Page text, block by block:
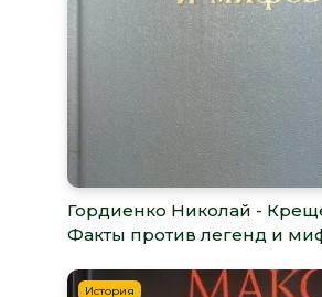
Гордиенко Николай -
Факты против легенд и
История